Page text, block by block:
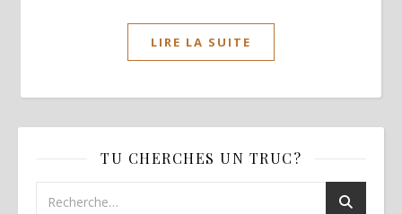
LIRE LA SUITE
TU CHERCHES UN TRUC?